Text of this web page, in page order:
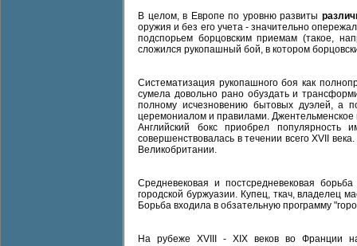
В целом, в Европе по уровню развиты
оружия и без его учета - значительно
подспорьем борцовским приемам (такое,
сложился рукопашный бой, в котором
Систематизация рукопашного боя как
сумела довольно рано обуздать и
полному исчезновению бытовых дуэлей, а
церемониалом и правилами. Джентельменское
Английский бокс приобрел популярность
совершенствовалась в течении всего XVII
Великобритании.
Средневековая и постсредневековая
городской буржуазии. Купец, ткач, владелец
Борьба входила в обзательную программу
На рубеже XVIII - XIX веков во Франции